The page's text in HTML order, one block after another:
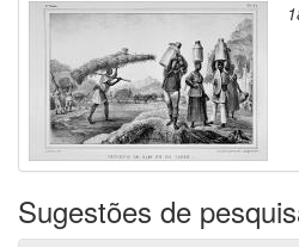
Sugestões de